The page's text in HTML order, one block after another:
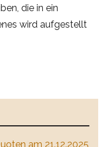
die in ein
wird aufgestellt
am 21.12.2025